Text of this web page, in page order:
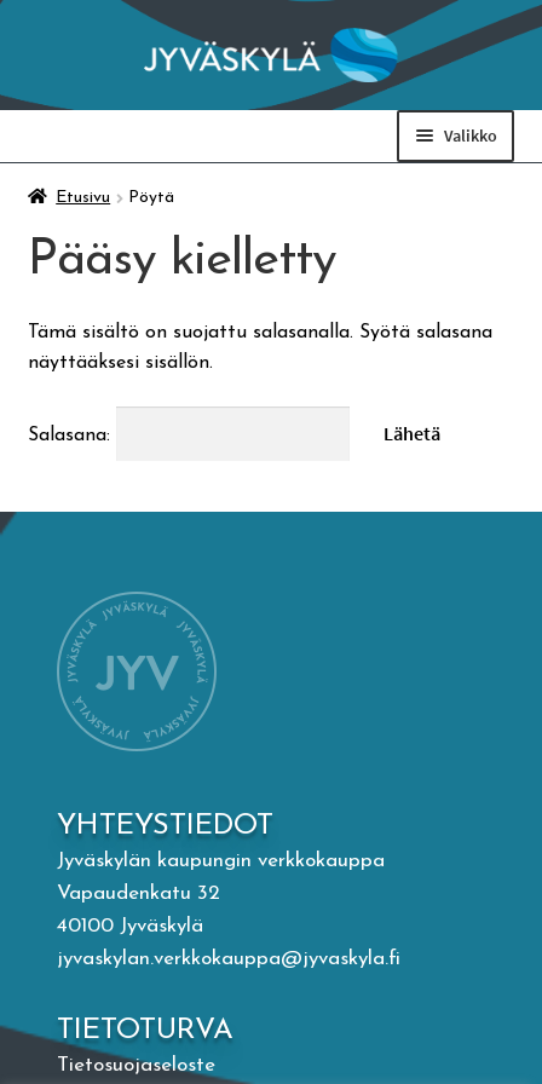
Siirry
navigointiin
Siirry
sisältöön
Valikko
Taidemuseo & Ratamo
Suomen käsityön museo
Skeittihalli
Taideapteekki
Kirjasto
Valon Kaupunki
Lasten Lysti & LystiKylä-festivaali
English
Etusivu Pöytä
Pääsy kielletty
Tämä sisältö on suojattu salasanalla. Syötä salasana
näyttääksesi sisällön.
Salasana:
YHTEYSTIEDOT
Jyväskylän kaupungin verkkokauppa
Vapaudenkatu 32
40100 Jyväskylä
jyvaskylan.verkkokauppa@jyvaskyla.fi
TIETOTURVA
Tietosuojaseloste